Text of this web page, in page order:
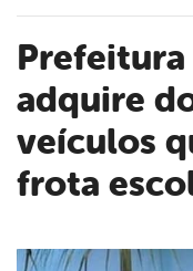
Prefeitura de Itacuruba
adquire
veículos
frota